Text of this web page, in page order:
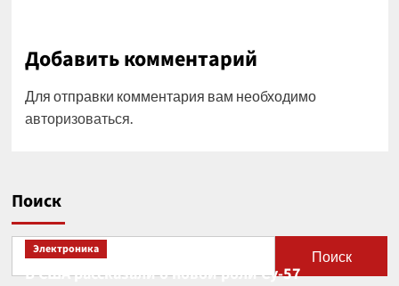
Добавить комментарий
Для отправки комментария вам необходимо
авторизоваться.
Поиск
Поиск
Электроника
В США рассказали о новой роли Су-57